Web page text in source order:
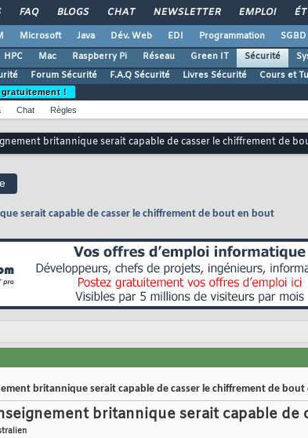
FAQ BLOGS CHAT NEWSLETTER EMPLOI
Microsoft Java Dév. Web EDI Programmation SGBD
HPC Mac Raspberry Pi Réseau Green IT Sécurité
Forum Sécurité F.A.Q Sécurité Livres Sécurité Cours et
!
Chat Règles
britannique serait capable de casser le chiffrement de
serait capable de casser le chiffrement de bout en bout
britannique serait capable de casser le chiffrement de
britannique serait capable